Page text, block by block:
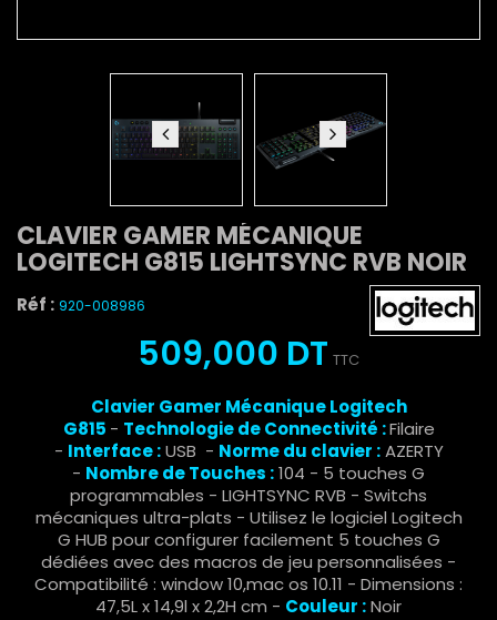
CLAVIER GAMER MÉCANIQUE
LOGITECH G815 LIGHTSYNC RVB NOIR
Réf : 920-008986
509,000 DT TTC
Clavier Gamer Mécanique Logitech
G815 - Technologie de Connectivité :Filaire
- Interface :USB - Norme du clavier :AZERTY
- Nombre de Touches :104 - 5 touches G
programmables - LIGHTSYNC RVB - Switchs
mécaniques ultra-plats - Utilisez le logiciel Logitech
G HUB pour configurer facilement 5 touches G
dédiées avec des macros de jeu personnalisées -
Compatibilité : window 10,mac os 10.11 - Dimensions :
‎47,5L x 14,9l x 2,2H cm - Couleur :Noir